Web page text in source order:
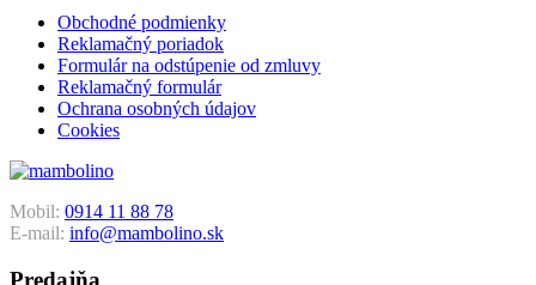
Obchodné podmienky
Reklamačný poriadok
Formulár na odstúpenie od zmluvy
Reklamačný formulár
Ochrana osobných údajov
Cookies
Mobil: 0914 11 88 78
E-mail: info@mambolino.sk
Predajňa